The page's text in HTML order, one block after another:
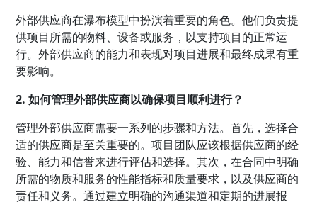
外部供应商在瀑布模型中扮演着重要的角色。他们负责提
供项目所需的物料、设备或服务，以支持项目的正常运
行。外部供应商的能力和表现对项目进展和最终成果有重
要影响。
2. 如何管理外部供应商以确保项目顺利进行？
管理外部供应商需要一系列的步骤和方法。首先，选择合
适的供应商是至关重要的。项目团队应该根据供应商的经
验、能力和信誉来进行评估和选择。其次，在合同中明确
所需的物质和服务的性能指标和质量要求，以及供应商的
责任和义务。通过建立明确的沟通渠道和定期的进展报